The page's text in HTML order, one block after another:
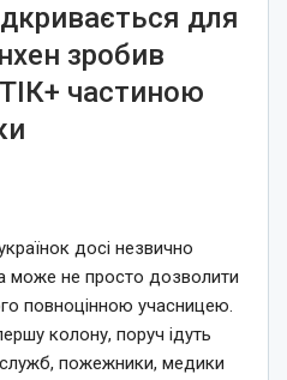
для
зробив
частиною
досі незвично
може не просто дозволити
повноцінною учасницею.
колону, поруч ідуть
пожежники, медики